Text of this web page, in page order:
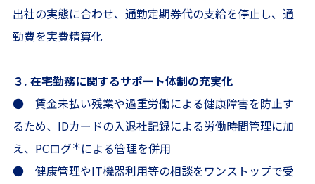
出社の実態に合わせ、通勤定期券代の支給を停止し、通
勤費を実費精算化
３. 在宅勤務に関するサポート体制の充実化
● 賃金未払い残業や過重労働による健康障害を防止す
るため、IDカードの入退社記録による労働時間管理に加
え、PCログ＊ による管理を併用
● 健康管理やIT機器利用等の相談をワンストップで受